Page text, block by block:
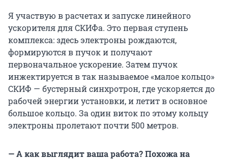
Я участвую в расчетах и запуске линейного
ускорителя для СКИФа. Это первая ступень
комплекса: здесь электроны рождаются,
формируются в пучок и получают
первоначальное ускорение. Затем пучок
инжектируется в так называемое «малое кольцо»
СКИФ — бустерный синхротрон, где ускоряется до
рабочей энергии установки, и летит в основное
большое кольцо. За один виток по этому кольцу
электроны пролетают почти 500 метров.
— А как выглядит ваша работа? Похожа на